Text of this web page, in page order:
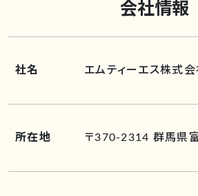
会社情報
社名 エムティーエス株式会
所在地 〒370-2314 群馬県